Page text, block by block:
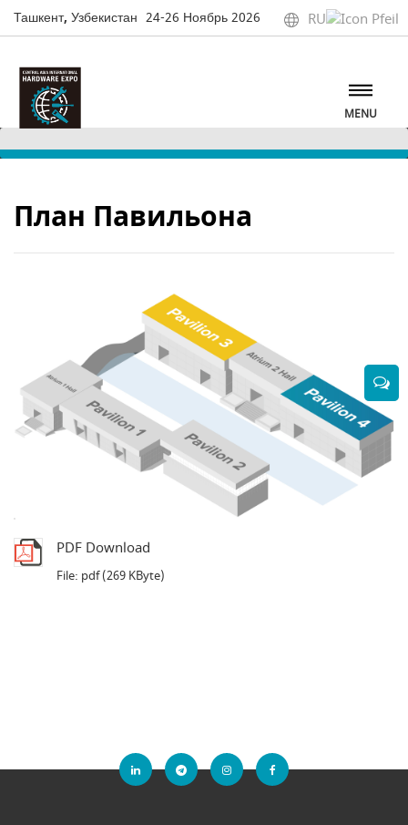
Ташкент, Узбекистан 24-26 Ноябрь 2026 RU
MENU
План Павильона
PDF Download
File: pdf (269 KByte)